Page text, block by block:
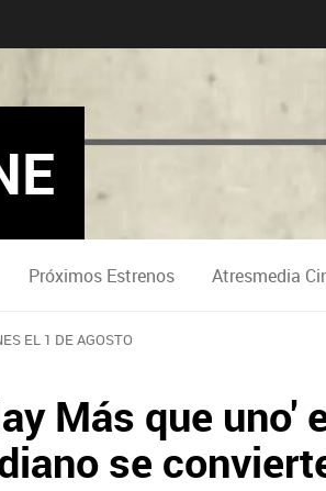
Próximos Estrenos Atresmedia
EL 1 DE AGOSTO
Más que uno'
se